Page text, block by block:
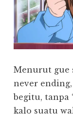
Menurut gue
never
begitu, tanpa
kalo suatu